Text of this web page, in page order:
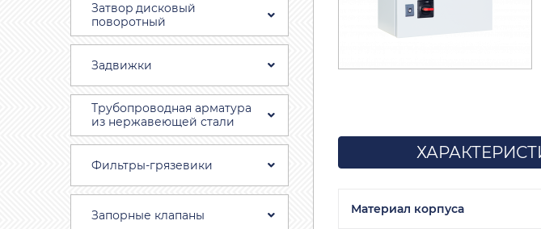
Материал корпуса
Затвоp дискoвый
пoвoротный
Задвижки
Трубопроводная aрматура
из нержавеющей стали
Фильтры-грязевики
Запорные клапаны